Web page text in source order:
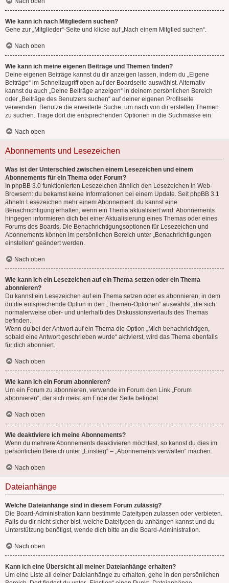
Wie kann ich nach Mitgliedern suchen?
Gehe zur „Mitglieder“-Seite und klicke auf „Nach einem Mitglied suchen“.
Nach oben
Wie kann ich meine eigenen Beiträge und Themen finden?
Deine eigenen Beiträge kannst du dir anzeigen lassen, indem du „Eigene
Beiträge“ im Schnellzugriff oben auf der Boardseite auswählst. Alternativ
kannst du auch „Deine Beiträge anzeigen“ in deinem persönlichen Bereich
oder „Beiträge des Benutzers suchen“ auf deiner eigenen Profilseite
verwenden. Benutze die erweiterte Suche, um nach von dir erstellen Themen
zu suchen. Trage dort die entsprechenden Optionen in die Suchmaske ein.
Nach oben
Abonnements und Lesezeichen
Was ist der Unterschied zwischen einem Lesezeichen und einem
Abonnements für ein Thema oder Forum?
In phpBB 3.0 funktionierten Lesezeichen ähnlich den Lesezeichen in Web-
Browsern: du bekamst keine Informationen bei einem Update. Seit phpBB 3.1
ähneln Lesezeichen mehr einem Abonnement: du kannst eine
Benachrichtigung erhalten, wenn ein Thema aktualisiert wird. Abonnements
hingegen informieren dich bei einer Aktualisierung eines Themas oder eines
Forums des Boards. Die Benachrichtigungsoptionen für Lesezeichen und
Abonnements können im persönlichen Bereich unter „Benachrichtigungen
einstellen“ geändert werden.
Nach oben
Wie kann ich ein Lesezeichen auf ein Thema setzen oder ein Thema
abonnieren?
Du kannst ein Lesezeichen auf ein Thema setzen oder es abonnieren, in dem
du die entsprechende Option in den „Themen-Optionen“ auswählst, die sich
normalerweise ober- und unterhalb des Diskussionsverlaufs des Themas
befinden.
Wenn du bei der Antwort auf ein Thema die Option „Mich benachrichtigen,
sobald eine Antwort geschrieben wurde“ aktivierst, wird das Thema ebenfalls
für dich abonniert.
Nach oben
Wie kann ich ein Forum abonnieren?
Um ein Forum zu abonnieren, verwende im Forum den Link „Forum
abonnieren“, der sich meist am Ende der Seite befindet.
Nach oben
Wie deaktiviere ich meine Abonnements?
Wenn du mehrere Abonnements deaktivieren möchtest, so kannst du dies im
persönlichen Bereich unter „Einstieg“ – „Abonnements verwalten“ machen.
Nach oben
Dateianhänge
Welche Dateianhänge sind in diesem Forum zulässig?
Die Board-Administration kann bestimmte Dateitypen zulassen oder verbieten.
Falls du dir nicht sicher bist, welche Dateitypen du anhängen kannst und du
Unterstützung benötigst, wende dich bitte an die Board-Administration.
Nach oben
Kann ich eine Übersicht all meiner Dateianhänge erhalten?
Um eine Liste all deiner Dateianhänge zu erhalten, gehe in den persönlichen